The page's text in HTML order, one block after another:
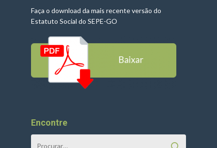
Faça o download da mais recente versão do
Estatuto Social do SEPE-GO
Encontre